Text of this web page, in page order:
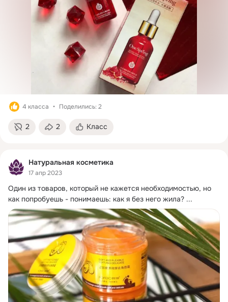
4 класса Поделились: 2
2 2 Класс
Натуральная косметика
17 апр 2023
Один из товаров, который не кажется необходимостью, но
как попробуешь - понимаешь: как я без него жила? ...